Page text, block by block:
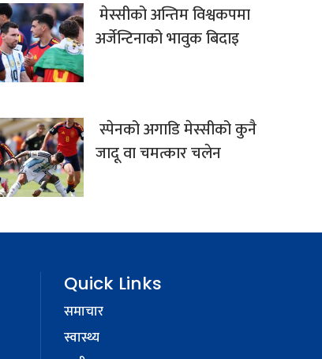
मेस्सीको अन्तिम विश्वकपमा
अर्जेन्टिनाको भावुक बिदाइ
स्पेनको अगाडि मेस्सीको कुनै
जादू वा चमत्कार चलेन
Quick Links
समाचार
स्वास्थ्य